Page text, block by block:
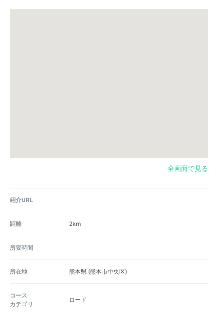
全画面で見る
紹介URL
距離 2km
所要時間
所在地 熊本県 (熊本市中央区)
コース
カテゴリ
ロード